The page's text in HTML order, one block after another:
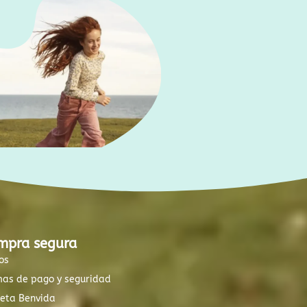
segura
de pago y seguridad
Benvida